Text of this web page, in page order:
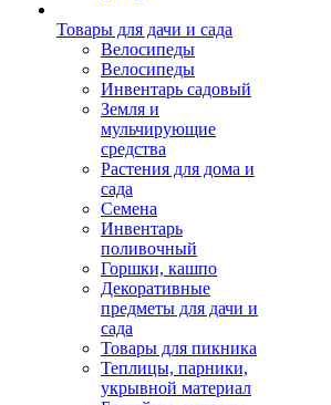
Товары для дачи и сада
Велосипеды
Велосипеды
Инвентарь садовый
Земля и
мульчирующие
средства
Растения для дома и
сада
Семена
Инвентарь
поливочный
Горшки, кашпо
Декоративные
предметы для дачи и
сада
Товары для пикника
Теплицы, парники,
укрывной материал